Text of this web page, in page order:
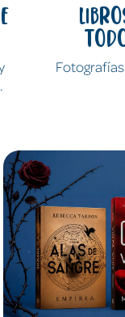
Libros
todo
Fotografías